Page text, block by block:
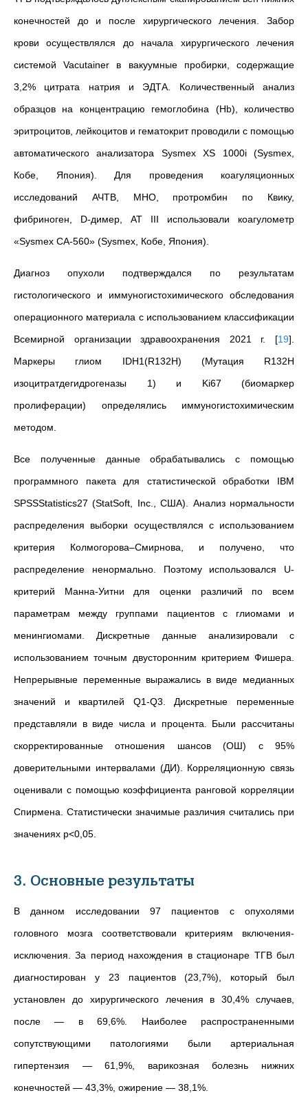
конечностей до и после хирургического лечения. Забор
крови осуществлялся до начала хирургического лечения
системой Vacutainer в вакуумные пробирки, содержащие
3,2% цитрата натрия и ЭДТА. Количественный анализ
образцов на концентрацию гемоглобина (Hb), количество
эритроцитов, лейкоцитов и гематокрит проводили с помощью
автоматического анализатора Sysmex XS 1000i (Sysmex,
Кобе, Япония). Для проведения коагуляционных
исследований АЧТВ, МНО, протромбин по Квику,
фибриноген, D-димер, АТ III использовали коагулометр
«Sysmex CA-560» (Sysmex, Кобе, Япония).
Диагноз опухоли подтверждался по результатам
гистологического и иммуногистохимического обследования
операционного материала с использованием классификации
Всемирной организации здравоохранения 2021 г. [19].
Маркеры глиом IDH1(R132H) (Мутация R132H
изоцитратдегидрогеназы 1) и Ki67 (биомаркер
пролиферации) определялись иммуногистохимическим
методом.
Все полученные данные обрабатывались с помощью
программного пакета для статистической обработки IBM
SPSSStatistics27 (StatSoft, Inc., CШA). Анализ нормальности
распределения выборки осуществлялся с использованием
критерия Колмогорова–Смирнова, и получено, что
распределение ненормально. Поэтому использовался U-
критерий Манна-Уитни для оценки различий по всем
параметрам между группами пациентов с глиомами и
менингиомами. Дискретные данные анализировали с
использованием точным двусторонним критерием Фишера.
Непрерывные переменные выражались в виде медианных
значений и квартилей Q1-Q3. Дискретные переменные
представляли в виде числа и процента. Были рассчитаны
скорректированные отношения шансов (ОШ) с 95%
доверительными интервалами (ДИ). Корреляционную связь
оценивали с помощью коэффициента ранговой корреляции
Спирмена. Cтатистически значимые различия считались при
значениях p<0,05.
3. Основные результаты
В данном исследовании 97 пациентов с опухолями
головного мозга соответствовали критериям включения-
исключения. За период нахождения в стационаре ТГВ был
диагностирован у 23 пациентов (23,7%), который был
установлен до хирургического лечения в 30,4% случаев,
после — в 69,6%. Наиболее распространенными
сопутствующими патологиями были артериальная
гипертензия — 61,9%, варикозная болезнь нижних
конечностей — 43,3%, ожирение — 38,1%.